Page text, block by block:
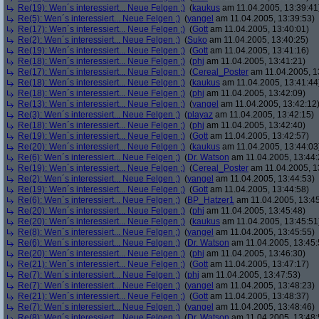
Re(19): Wen´s interessiert... Neue Felgen ;) (kaukus am 11.04.2005,
Re(5): Wen´s interessiert... Neue Felgen ;) (yangel am 11.04.2005, 13:39:53)
Re(17): Wen´s interessiert... Neue Felgen ;) (Gott am 11.04.2005, 13:40:01)
Re(2): Wen´s interessiert... Neue Felgen ;) (Suko am 11.04.2005, 13:40:25)
Re(19): Wen´s interessiert... Neue Felgen ;) (Gott am 11.04.2005, 13:41:16)
Re(18): Wen´s interessiert... Neue Felgen ;) (phj am 11.04.2005, 13:41:21)
Re(17): Wen´s interessiert... Neue Felgen ;) (Cereal_Poster am 11.04.2005,
Re(18): Wen´s interessiert... Neue Felgen ;) (kaukus am 11.04.2005,
Re(18): Wen´s interessiert... Neue Felgen ;) (phj am 11.04.2005, 13:42:09)
Re(13): Wen´s interessiert... Neue Felgen ;) (yangel am 11.04.2005, 13:42:12)
Re(3): Wen´s interessiert... Neue Felgen ;) (playaz am 11.04.2005, 13:42:15)
Re(18): Wen´s interessiert... Neue Felgen ;) (phj am 11.04.2005, 13:42:40)
Re(19): Wen´s interessiert... Neue Felgen ;) (Gott am 11.04.2005, 13:42:57)
Re(20): Wen´s interessiert... Neue Felgen ;) (kaukus am 11.04.2005,
Re(6): Wen´s interessiert... Neue Felgen ;) (Dr. Watson am 11.04.2005,
Re(19): Wen´s interessiert... Neue Felgen ;) (Cereal_Poster am 11.04.2005,
Re(2): Wen´s interessiert... Neue Felgen ;) (yangel am 11.04.2005, 13:44:53)
Re(19): Wen´s interessiert... Neue Felgen ;) (Gott am 11.04.2005, 13:44:58)
Re(6): Wen´s interessiert... Neue Felgen ;) (BP_Hatzer1 am 11.04.2005,
Re(20): Wen´s interessiert... Neue Felgen ;) (phj am 11.04.2005, 13:45:48)
Re(20): Wen´s interessiert... Neue Felgen ;) (kaukus am 11.04.2005,
Re(8): Wen´s interessiert... Neue Felgen ;) (yangel am 11.04.2005, 13:45:55)
Re(6): Wen´s interessiert... Neue Felgen ;) (Dr. Watson am 11.04.2005,
Re(20): Wen´s interessiert... Neue Felgen ;) (phj am 11.04.2005, 13:46:30)
Re(21): Wen´s interessiert... Neue Felgen ;) (Gott am 11.04.2005, 13:47:17)
Re(7): Wen´s interessiert... Neue Felgen ;) (phj am 11.04.2005, 13:47:53)
Re(7): Wen´s interessiert... Neue Felgen ;) (yangel am 11.04.2005, 13:48:23)
Re(21): Wen´s interessiert... Neue Felgen ;) (Gott am 11.04.2005, 13:48:37)
Re(7): Wen´s interessiert... Neue Felgen ;) (yangel am 11.04.2005, 13:48:46)